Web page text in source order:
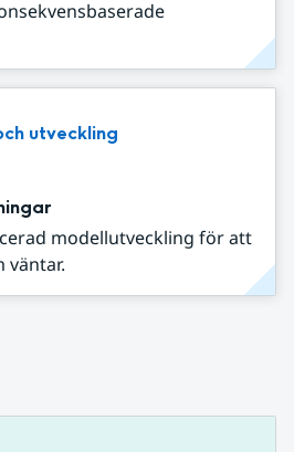
utveckling
modellutveckling för att
väntar.